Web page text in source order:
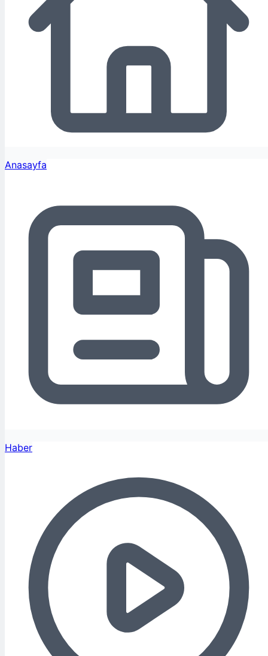
Anasayfa
Haber